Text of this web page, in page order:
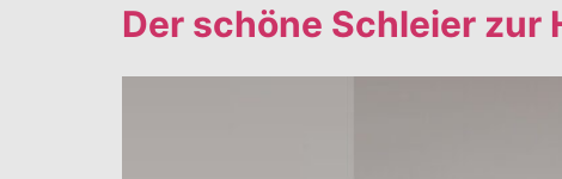
Der schöne Schleier zur